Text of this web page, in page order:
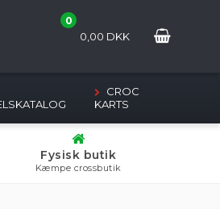
0
0,00 DKK
CROC
KARTS
Fysisk butik
Kæmpe crossbutik